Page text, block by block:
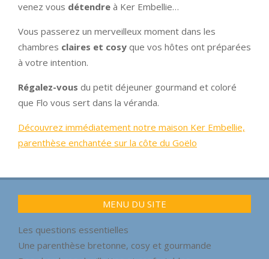
venez vous détendre à Ker Embellie…
Vous passerez un merveilleux moment dans les
chambres claires et cosy que vos hôtes ont préparées
à votre intention.
Régalez-vous du petit déjeuner gourmand et coloré
que Flo vous sert dans la véranda.
Découvrez immédiatement notre maison Ker Embellie,
parenthèse enchantée sur la côte du Goëlo
MENU DU SITE
Les questions essentielles
Une parenthèse bretonne, cosy et gourmande